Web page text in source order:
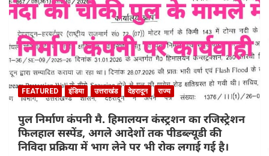
FEATURED इंडिया उत्तराखंड देहरादून राज्य
पुल निर्माण कंपनी मै. हिमालयन कंस्ट्रशन का रजिस्ट्रेशन
फिलहाल सस्पेंड, अगले आदेशों तक पीडब्ल्यूडी की
निविदा प्रक्रिया में भाग लेने पर भी रोक लगाई गई है।